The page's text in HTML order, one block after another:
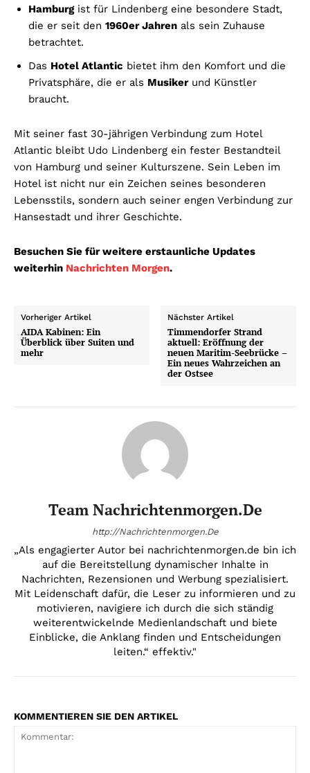
Hamburgist für Lindenberg eine besondere Stadt,
die er seit den 1960er Jahren als sein Zuhause
betrachtet.
Das Hotel Atlantic bietet ihm den Komfort und die
Privatsphäre, die er als Musikerund Künstler
braucht.
Mit seiner fast 30-jährigen Verbindung zum Hotel
Atlantic bleibt Udo Lindenberg ein fester Bestandteil
von Hamburg und seiner Kulturszene. Sein Leben im
Hotel ist nicht nur ein Zeichen seines besonderen
Lebensstils, sondern auch seiner engen Verbindung zur
Hansestadt und ihrer Geschichte.
Besuchen Sie für weitere erstaunliche Updates
weiterhin Nachrichten Morgen.
Vorheriger Artikel
AIDA Kabinen: Ein
Überblick über Suiten und
mehr
Nächster Artikel
Timmendorfer Strand
aktuell: Eröffnung der
neuen Maritim-Seebrücke –
Ein neues Wahrzeichen an
der Ostsee
Team Nachrichtenmorgen.de
http://Nachrichtenmorgen.De
„Als engagierter Autor bei nachrichtenmorgen.de bin ich
auf die Bereitstellung dynamischer Inhalte in
Nachrichten, Rezensionen und Werbung spezialisiert.
Mit Leidenschaft dafür, die Leser zu informieren und zu
motivieren, navigiere ich durch die sich ständig
weiterentwickelnde Medienlandschaft und biete
Einblicke, die Anklang finden und Entscheidungen
leiten.“ effektiv."
KOMMENTIEREN SIE DEN ARTIKEL